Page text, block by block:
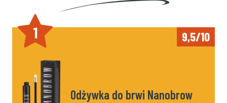
1 9,5/10
Odżywka do brwi Nanobrow